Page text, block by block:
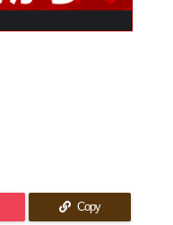
Copy